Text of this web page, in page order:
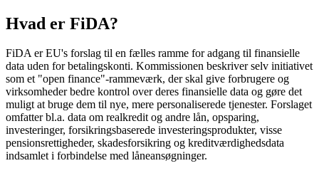
Hvad er FiDA?
FiDA er EU's forslag til en fælles ramme for adgang til finansielle
data uden for betalingskonti. Kommissionen beskriver selv initiativet
som et "open finance"-rammeværk, der skal give forbrugere og
virksomheder bedre kontrol over deres finansielle data og gøre det
muligt at bruge dem til nye, mere personaliserede tjenester. Forslaget
omfatter bl.a. data om realkredit og andre lån, opsparing,
investeringer, forsikringsbaserede investeringsprodukter, visse
pensionsrettigheder, skadesforsikring og kreditværdighedsdata
indsamlet i forbindelse med låneansøgninger.